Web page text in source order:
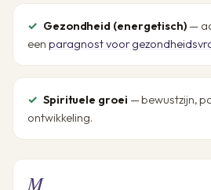
Gezondheid (energetisch) —
een paragnost voor
Spirituele groei — bewustzijn,
ontwikkeling.
M